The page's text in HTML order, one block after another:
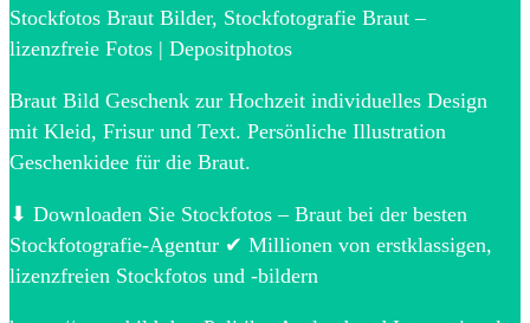
Stockfotos Braut Bilder, Stockfotografie Braut –
lizenzfreie Fotos | Depositphotos
Braut Bild Geschenk zur Hochzeit individuelles Design
mit Kleid, Frisur und Text. Persönliche Illustration
Geschenkidee für die Braut.
⬇ Downloaden Sie Stockfotos – Braut bei der besten
Stockfotografie-Agentur ✔ Millionen von erstklassigen,
lizenzfreien Stockfotos und -bildern